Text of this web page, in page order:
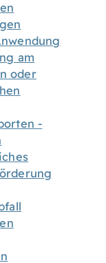
am
oder
-